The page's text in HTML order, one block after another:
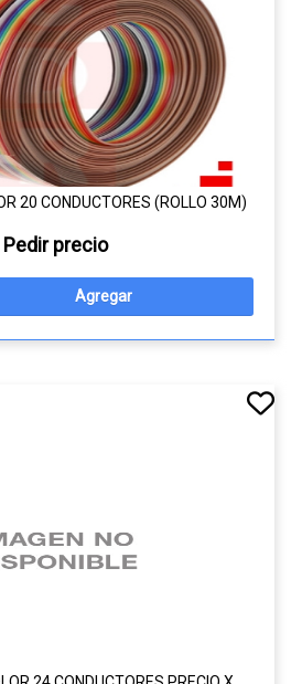
20 CONDUCTORES (ROLLO 30M)
Pedir precio